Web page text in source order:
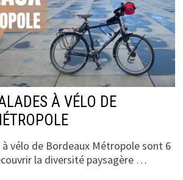
À VÉLO DE
à vélo de Bordeaux Métropole sont 6
la diversité paysagère …